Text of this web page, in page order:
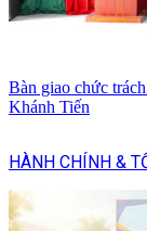
Bàn giao chức
Khánh Tiến
HÀNH CHÍNH &